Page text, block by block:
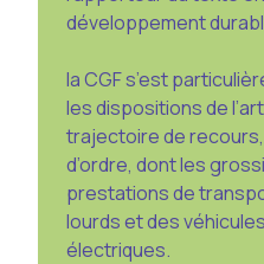
développement
la CGF s’est
les dispositions de
trajectoire de
d’ordre, dont les
prestations de
lourds et des
électriques.